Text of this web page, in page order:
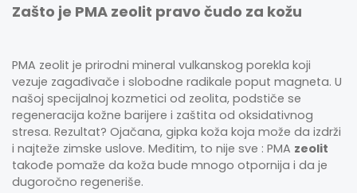
Zašto je PMA zeolit pravo čudo za kožu
PMA zeolit je prirodni mineral vulkanskog porekla koji
vezuje zagađivače i slobodne radikale poput magneta. U
našoj specijalnoj kozmetici od zeolita, podstiče se
regeneracija kožne barijere i zaštita od oksidativnog
stresa. Rezultat? Ojačana, gipka koža koja može da izdrži
i najteže zimske uslove. Međitim, to nije sve : PMA zeolit
takođe pomaže da koža bude mnogo otpornija i da je
dugoročno regeneriše.